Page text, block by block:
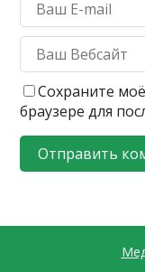
Сохраните
браузере для